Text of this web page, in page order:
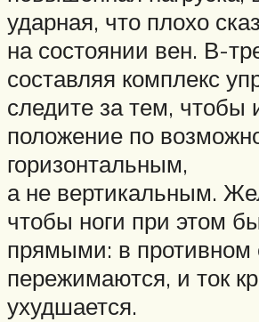
ударная, что плохо
на состоянии вен. В-
составляя комплекс
следите за тем, чтобы
положение по
горизонтальным,
а не вертикальным.
чтобы ноги при этом
прямыми: в противном
пережимаются, и ток
ухудшается.